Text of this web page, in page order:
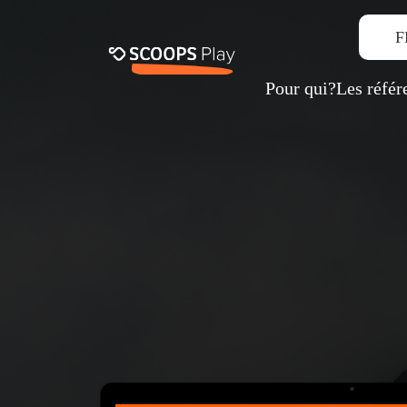
Pour qui?Les